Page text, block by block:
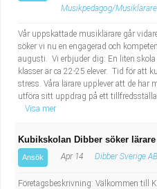
Musikpedagog/Musiklärare
Vår uppskattade musiklärare går
söker vi nu en engagerad och
augusti. Vi erbjuder dig: En liten skola
klasser är ca 22-25 elever. Tid för att
stress. Våra lärare upplever att de
utföra sitt uppdrag på ett
Visa mer
Kubikskolan Dibber söker
Ansök Apr 14 Dibber Sverige AB
Företagsbeskrivning: Välkommen till